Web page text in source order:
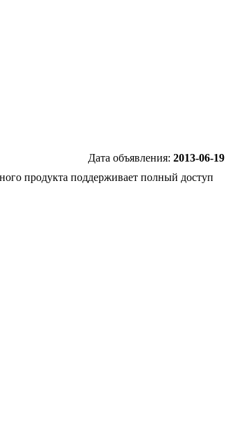
Дата объявления: 2013-06-19
продукта поддерживает полный доступ